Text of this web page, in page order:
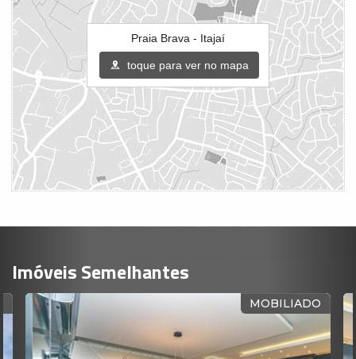
Praia Brava - Itajaí
toque para ver no mapa
Imóveis Semelhantes
MOBILIADO